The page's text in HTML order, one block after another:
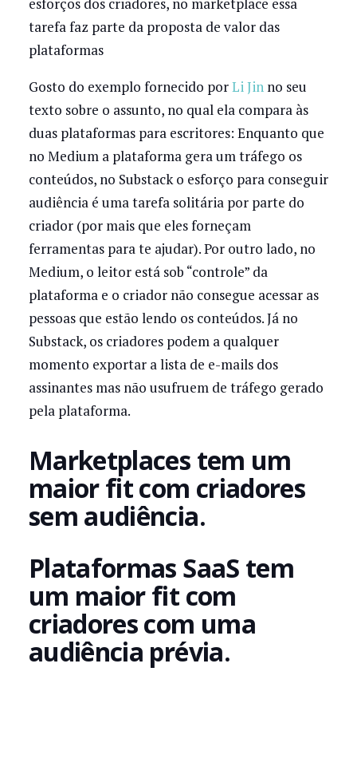
esforços dos criadores, no marketplace essa
tarefa faz parte da proposta de valor das
plataformas
Gosto do exemplo fornecido porLi Jinno seu
texto sobre o assunto, no qual ela compara às
duas plataformas para escritores: Enquanto que
no Medium a plataforma gera um tráfego os
conteúdos, no Substack o esforço para conseguir
audiência é uma tarefa solitária por parte do
criador (por mais que eles forneçam
ferramentas para te ajudar). Por outro lado, no
Medium, o leitor está sob “controle” da
plataforma e o criador não consegue acessar as
pessoas que estão lendo os conteúdos. Já no
Substack, os criadores podem a qualquer
momento exportar a lista de e-mails dos
assinantes mas não usufruem de tráfego gerado
pela plataforma.
Marketplaces tem um
maior fit com criadores
sem audiência.
Plataformas SaaS tem
um maior fit com
criadores com uma
audiência prévia.